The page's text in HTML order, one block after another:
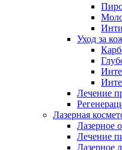
Уход за
Лечение
Лазерная
Лазерное
Лечение
Лазерное